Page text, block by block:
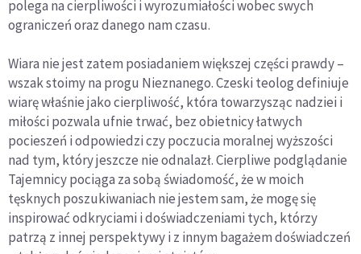
polega na cierpliwości i wyrozumiałości wobec swych
ograniczeń oraz danego nam czasu.
Wiara nie jest zatem posiadaniem większej części prawdy –
wszak stoimy na progu Nieznanego. Czeski teolog definiuje
wiarę właśnie jako cierpliwość, która towarzysząc nadziei i
miłości pozwala ufnie trwać, bez obietnicy łatwych
pocieszeń i odpowiedzi czy poczucia moralnej wyższości
nad tym, który jeszcze nie odnalazł. Cierpliwe podglądanie
Tajemnicy pociąga za sobą świadomość, że w moich
tęsknych poszukiwaniach nie jestem sam, że mogę się
inspirować odkryciami i doświadczeniami tych, którzy
patrzą z innej perspektywy i z innym bagażem doświadczeń